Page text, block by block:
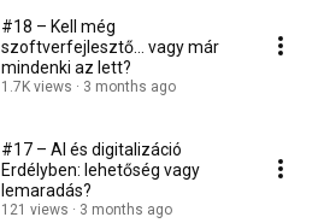
#18 – Kell még
szoftverfejlesztő… vagy már
mindenki az lett?
1.7K views 3 months ago
#17 – AI és digitalizáció
Erdélyben: lehetőség vagy
lemaradás?
121 views 3 months ago